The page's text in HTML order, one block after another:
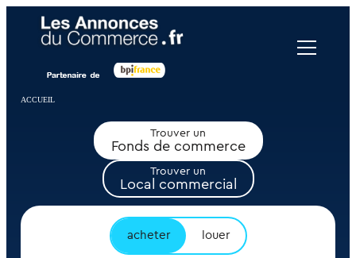
ACCUEIL
Trouver un
Fonds de commerce
Trouver un
Local commercial
acheter louer
Panneau de gestion des cookies